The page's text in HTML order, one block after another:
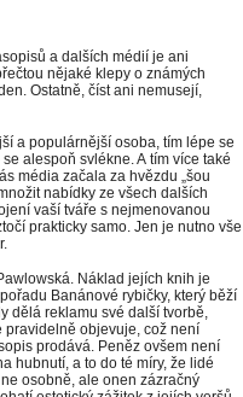
a dalších médií je ani
nějaké klepy o známých
Ostatně, číst ani nemusejí,
a populárnější osoba, tím lépe se
alespoň svlékne. A tím více také
média začala za hvězdu „šou
nabídky ze všech dalších
vaší tváře s nejmenovanou
prakticky samo. Jen je nutno vše
Náklad jejích knih je
Banánové rybičky, který běží
dělá reklamu své další tvorbě,
pravidelně objevuje, což není
prodává. Peněz ovšem není
hubnutí, a to do té míry, že lidé
osobně, ale onen zázračný